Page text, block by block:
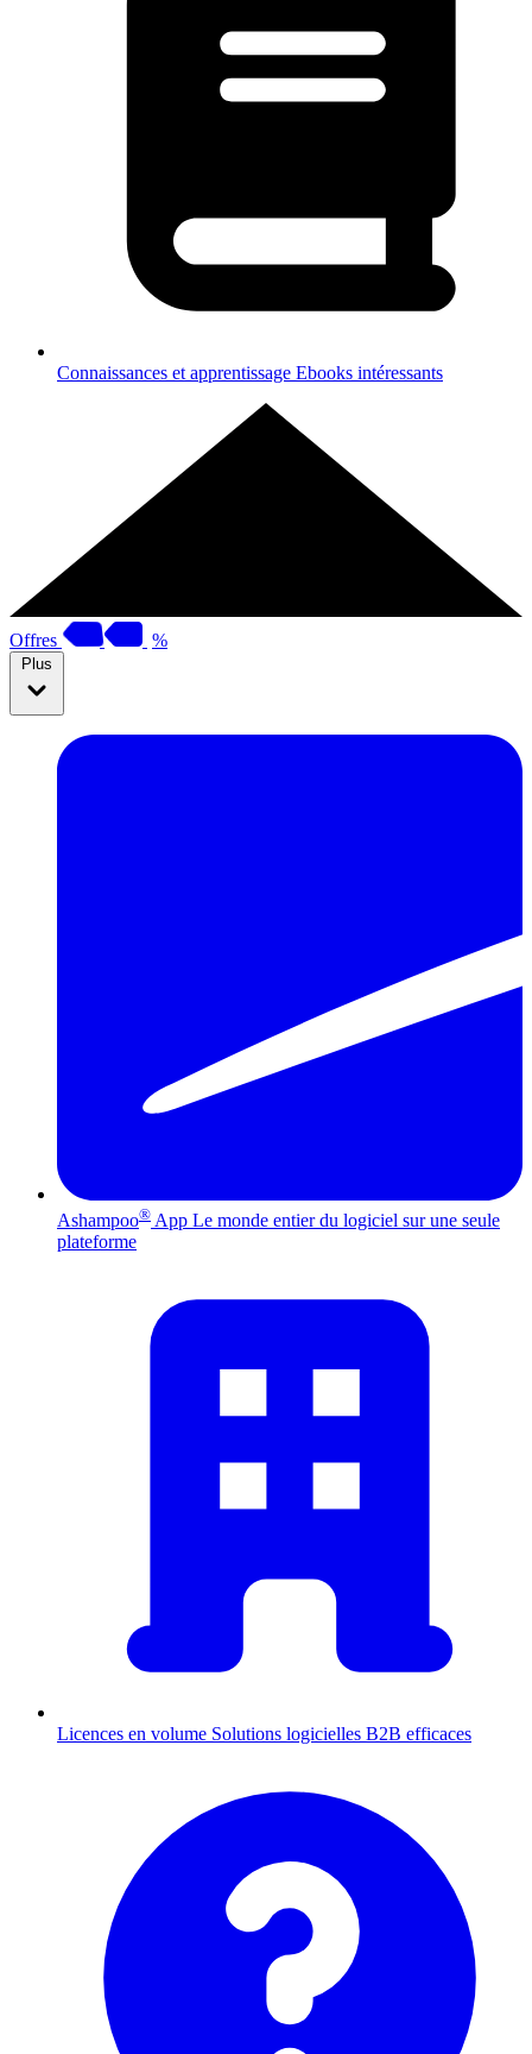
Connaissances et apprentissage Ebooks intéressants
Offres %
Plus
Ashampoo® App Le monde entier du logiciel sur une seule
plateforme
Licences en volume Solutions logicielles B2B efficaces